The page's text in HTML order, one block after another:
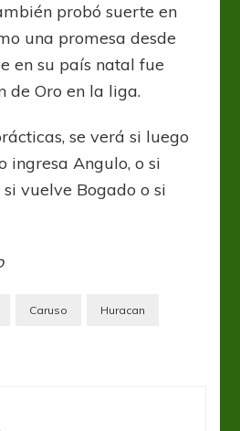
probó suerte en
una promesa desde
en su país natal fue
de Oro en la liga.
se verá si luego
ingresa Angulo, o si
vuelve Bogado o si
Caruso Huracan